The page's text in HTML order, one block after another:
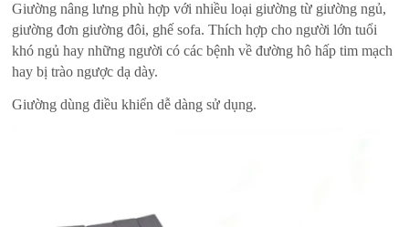
Giường nâng lưng phù hợp với nhiều loại giường từ giường ngủ,
giường đơn giường đôi, ghế sofa. Thích hợp cho người lớn tuổi
khó ngủ hay những người có các bệnh về đường hô hấp tim mạch
hay bị trào ngược dạ dày.
Giường dùng điều khiển dễ dàng sử dụng.